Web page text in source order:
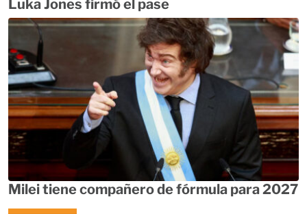
Luka Jones firmó el pase
Milei tiene compañero de fórmula para 2027